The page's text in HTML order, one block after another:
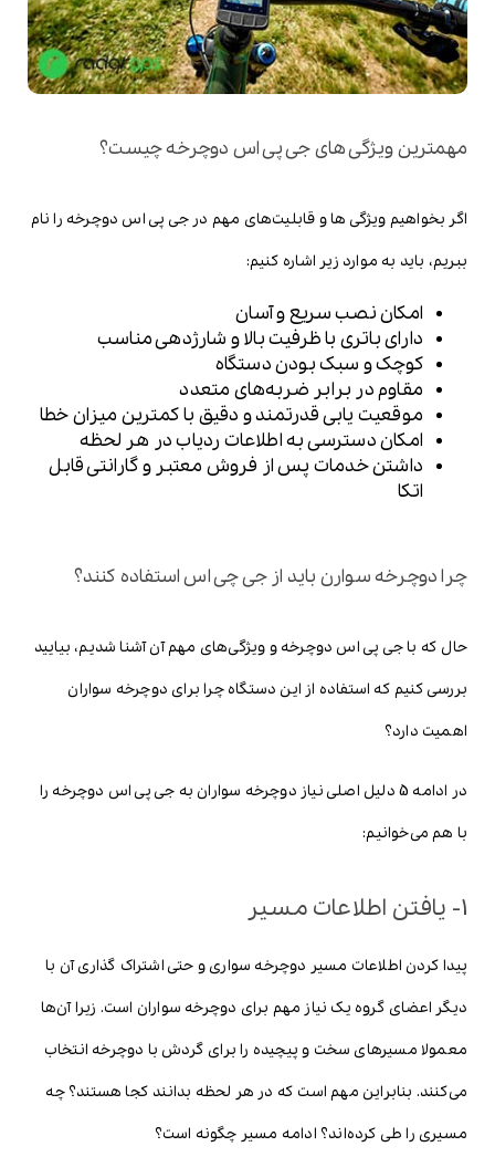
مهمترین ویژگی های جی پی اس دوچرخه چیست؟
اگر بخواهیم ویژگی ها و قابلیت‌های مهم در جی پی اس دوچرخه را نام
ببریم، باید به موارد زیر اشاره کنیم:
امکان نصب سریع و آسان
دارای باتری با ظرفیت بالا و شارژدهی مناسب
کوچک و سبک بودن دستگاه
مقاوم در برابر ضربه‌های متعدد
موقعیت یابی قدرتمند و دقیق با کمترین میزان خطا
امکان دسترسی به اطلاعات ردیاب در هر لحظه
داشتن خدمات پس از فروش معتبر و گارانتی قابل
اتکا
چرا دوچرخه سوارن باید از جی چی اس استفاده کنند؟
حال که با جی پی اس دوچرخه و ویژگی‌های مهم آن آشنا شدیم، بیایید
بررسی کنیم که استفاده از این دستگاه چرا برای دوچرخه سواران
اهمیت دارد؟
در ادامه 5 دلیل اصلی نیاز دوچرخه سواران به جی پی اس دوچرخه را
با هم می‌خوانیم:
1- یافتن اطلاعات مسیر
پیدا کردن اطلاعات مسیر دوچرخه سواری و حتی اشتراک گذاری آن با
دیگر اعضای گروه یک نیاز مهم برای دوچرخه سواران است. زیرا آن‌ها
معمولا مسیرهای سخت و پیچیده را برای گردش با دوچرخه انتخاب
می‌کنند. بنابراین مهم است که در هر لحظه بدانند کجا هستند؟ چه
مسیری را طی کرده‌اند؟ ادامه مسیر چگونه است؟